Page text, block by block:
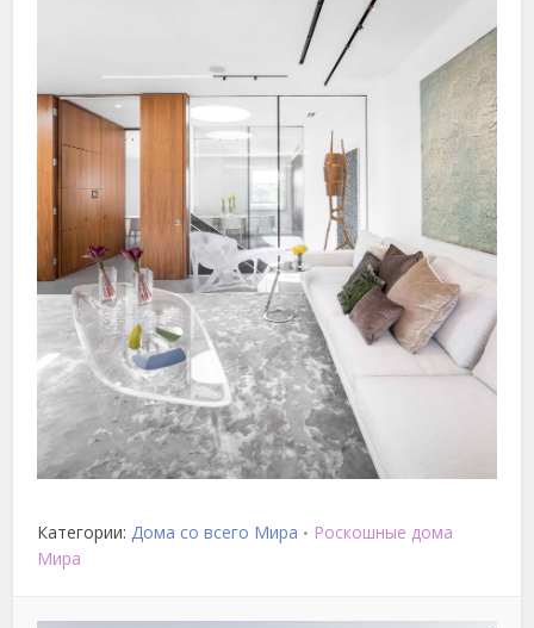
Категории:Дома со всего Мира • Роскошные дома
Мира